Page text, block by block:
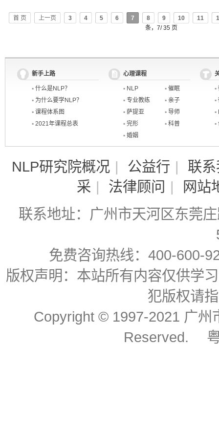
首 页 上一页 3 4 5 6 7 8 9 10 11
条，7/ 35 页
新手上路
▪ 什么是NLP？
▪ 为什么要学NLP？
▪ 课程体系图
▪ 2021年课程总表
心理课程
▪ NLP ▪ 催眠
▪ 专业教练 ▪ 亲子
▪ 萨提亚 ▪ 导师
▪ 完形 ▪ 科普
▪ 婚姻
▪
▪
▪
▪
NLP研究院概况 | 公益行 |
联
采 | 法律顾问 |
网站
联系地址：广州市天河区东莞
免费咨询热线：400-
版权声明：本站所有内容仅供学
犯版权请
Copyright © 1997-2021 广州
Reserved.